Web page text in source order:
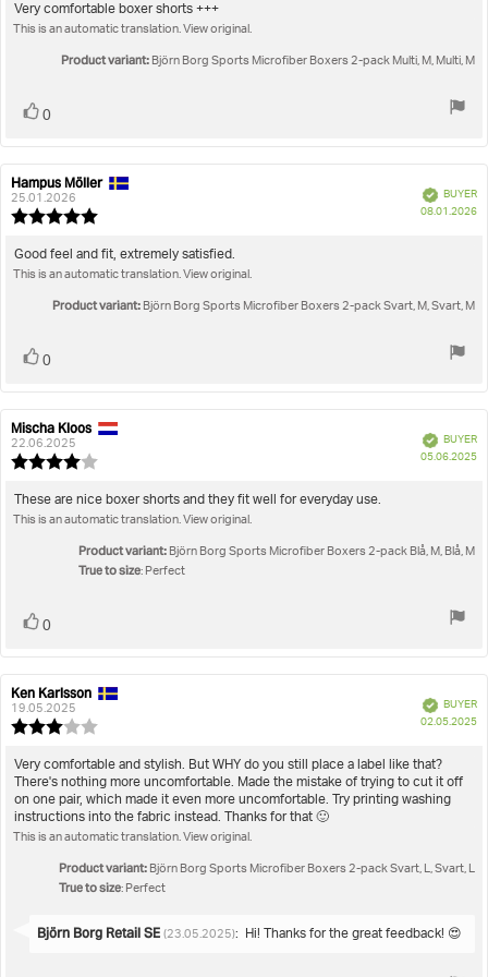
5.0
out
5
Review
text:
Very comfortable boxer shorts +++
This is an automatic translation. View original.
Product variant: Björn Borg Sports Microfiber Boxers 2-pack Multi, M, Multi, M
Vote
0
Review
author:
Hampus Möller
25.01.2026
5.0
out
5
VerifiedBUYER
08.01.2026
Review
text:
Good feel and fit, extremely satisfied.
This is an automatic translation. View original.
Product variant: Björn Borg Sports Microfiber Boxers 2-pack Svart, M, Svart, M
Vote
0
Review
author:
Mischa Kloos
22.06.2025
4.0
out
5
stars
VerifiedBUYER
05.06.2025
Review
text:
These are nice boxer shorts and they fit well for everyday use.
This is an automatic translation. View original.
Product variant: Björn Borg Sports Microfiber Boxers 2-pack Blå, M, Blå, M
True to size: Perfect
Vote
0
Review
author:
Ken Karlsson
19.05.2025
3.0
out
of
5
stars
VerifiedBUYER
02.05.2025
Review
text:
Very comfortable and stylish. But WHY do you still place a label like that?
There's nothing more uncomfortable. Made the mistake of trying to cut it off
on one pair, which made it even more uncomfortable. Try printing washing
instructions into the fabric instead. Thanks for that 🙂
This is an automatic translation. View original.
Product variant: Björn Borg Sports Microfiber Boxers 2-pack Svart, L, Svart, L
True to size: Perfect
Reply
Björn Borg Retail SE (23.05.2025): Hi! Thanks for the great feedback! 😍